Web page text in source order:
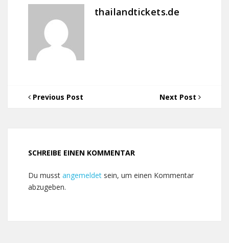
thailandtickets.de
Previous Post Next Post
SCHREIBE EINEN KOMMENTAR
Du musst angemeldet sein, um einen Kommentar
abzugeben.